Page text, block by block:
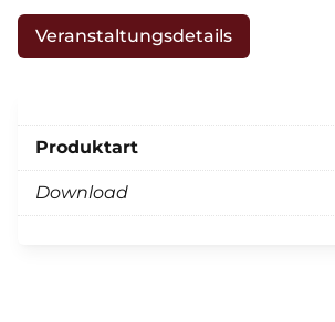
Audio
-
Veranstaltungsdetails
Produktart
Download